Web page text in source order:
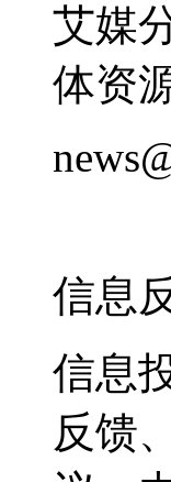
艾媒
体资
信息
信息
反馈